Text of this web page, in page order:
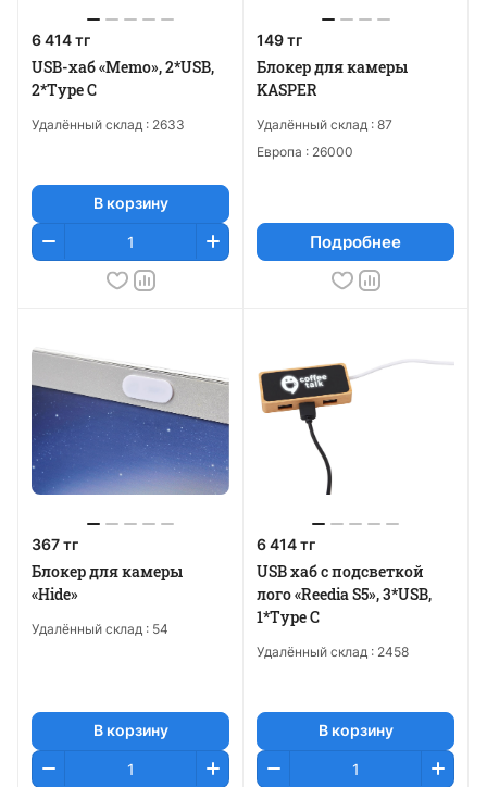
6 414 тг
USB-хаб «Memo», 2*USB,
2*Type C
Удалённый склад : 2633
В корзину
149 тг
Блокер для камеры
KASPER
Удалённый склад : 87
Европа : 26000
Подробнее
367 тг
Блокер для камеры
«Hide»
Удалённый склад : 54
В корзину
6 414 тг
USB хаб с подсветкой
лого «Reedia S5», 3*USB,
1*Type C
Удалённый склад : 2458
В корзину